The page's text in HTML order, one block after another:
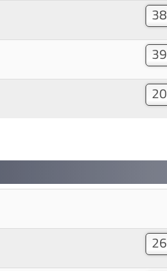
38
39
20
26